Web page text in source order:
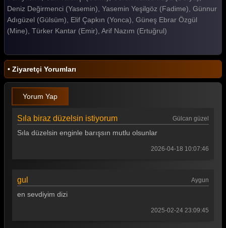
Gelin 259. Bölüm
Gelin 258. Bölüm
Gelin 257. Bölüm
Gelin 256. Bölüm
Gelin 249. Bölüm
Deniz Değirmenci (Yasemin), Yasemin Yeşilgöz (Fadime), Günnur
Adıgüzel (Gülsüm), Elif Çapkın (Yonca), Güneş Ebrar Özgül
(Mine), Türker Kantar (Emir), Arif Nazım (Ertuğrul)
• Ziyaretçi Yorumları
Yorum Yap
Sıla biraz düzelsin istiyorum Gülcan güzel
Sıla düzelsin enginle barışsın mutlu olsunlar
2026-04-18 10:07:46
gul Aygun
en sevdiyim dizi
2025-02-24 23:09:45